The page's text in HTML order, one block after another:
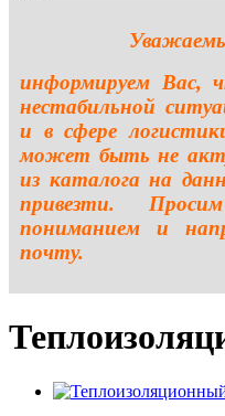
информируем Вас,
нестабильной
и в сфере
может быть не
из каталога на
привезти.
пониманием и
почту.